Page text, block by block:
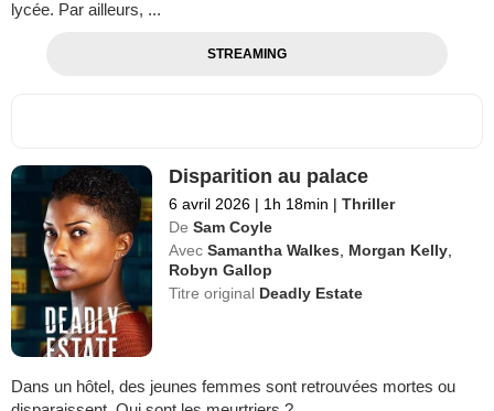
lycée. Par ailleurs, ...
STREAMING
Disparition au palace
6 avril 2026 | 1h 18min | Thriller
De Sam Coyle
Avec Samantha Walkes Morgan Kelly
Robyn Gallop
Titre original Deadly Estate
Dans un hôtel, des jeunes femmes sont retrouvées mortes ou